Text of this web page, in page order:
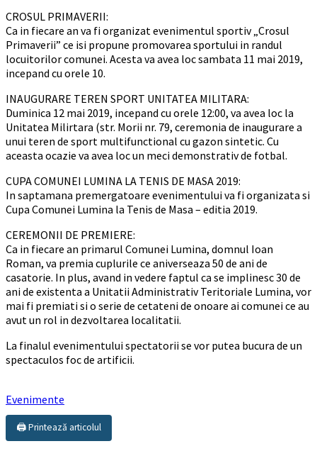
CROSUL PRIMAVERII:
Ca in fiecare an va fi organizat evenimentul sportiv „Crosul
Primaverii” ce isi propune promovarea sportului in randul
locuitorilor comunei. Acesta va avea loc sambata 11 mai 2019,
incepand cu orele 10.
INAUGURARE TEREN SPORT UNITATEA MILITARA:
Duminica 12 mai 2019, incepand cu orele 12:00, va avea loc la
Unitatea Milirtara (str. Morii nr. 79, ceremonia de inaugurare a
unui teren de sport multifunctional cu gazon sintetic. Cu
aceasta ocazie va avea loc un meci demonstrativ de fotbal.
CUPA COMUNEI LUMINA LA TENIS DE MASA 2019:
In saptamana premergatoare evenimentului va fi organizata si
Cupa Comunei Lumina la Tenis de Masa – editia 2019.
CEREMONII DE PREMIERE:
Ca in fiecare an primarul Comunei Lumina, domnul Ioan
Roman, va premia cuplurile ce aniverseaza 50 de ani de
casatorie. In plus, avand in vedere faptul ca se implinesc 30 de
ani de existenta a Unitatii Administrativ Teritoriale Lumina, vor
mai fi premiati si o serie de cetateni de onoare ai comunei ce au
avut un rol in dezvoltarea localitatii.
La finalul evenimentului spectatorii se vor putea bucura de un
spectaculos foc de artificii.
Evenimente
🖨️ Printează articolul